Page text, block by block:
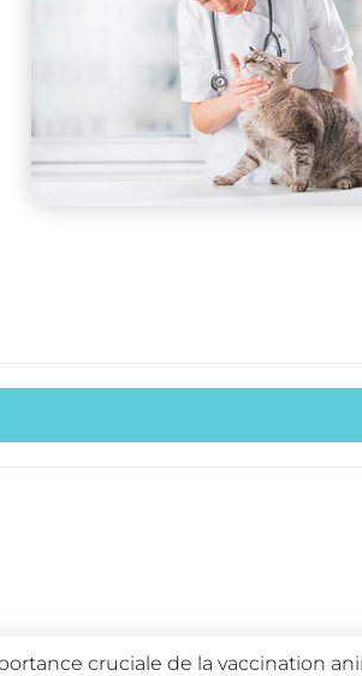
cruciale de la vaccination